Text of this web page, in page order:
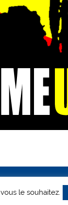
le souhaitez.